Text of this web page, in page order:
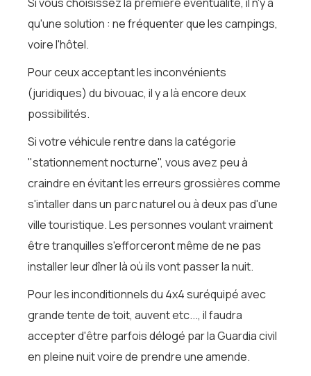
qu'une solution : ne fréquenter que les campings,
voire l'hôtel.
Pour ceux acceptant les inconvénients
(juridiques) du bivouac, il y a là encore deux
possibilités.
Si votre véhicule rentre dans la catégorie
"stationnement nocturne", vous avez peu à
craindre en évitant les erreurs grossières comme
s'intaller dans un parc naturel ou à deux pas d'une
ville touristique. Les personnes voulant vraiment
être tranquilles s'efforceront même de ne pas
installer leur dîner là où ils vont passer la nuit.
Pour les inconditionnels du 4x4 suréquipé avec
grande tente de toit, auvent etc..., il faudra
accepter d'être parfois délogé par la Guardia civil
en pleine nuit voire de prendre une amende.